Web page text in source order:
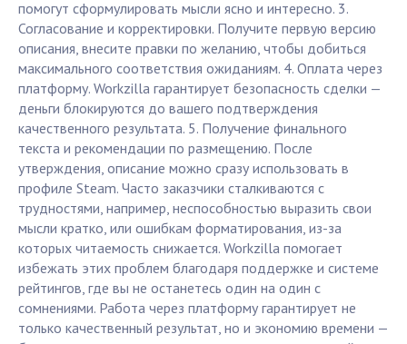
помогут сформулировать мысли ясно и интересно. 3.
Согласование и корректировки. Получите первую версию
описания, внесите правки по желанию, чтобы добиться
максимального соответствия ожиданиям. 4. Оплата через
платформу. Workzilla гарантирует безопасность сделки —
деньги блокируются до вашего подтверждения
качественного результата. 5. Получение финального
текста и рекомендации по размещению. После
утверждения, описание можно сразу использовать в
профиле Steam. Часто заказчики сталкиваются с
трудностями, например, неспособностью выразить свои
мысли кратко, или ошибкам форматирования, из-за
которых читаемость снижается. Workzilla помогает
избежать этих проблем благодаря поддержке и системе
рейтингов, где вы не останетесь один на один с
сомнениями. Работа через платформу гарантирует не
только качественный результат, но и экономию времени —